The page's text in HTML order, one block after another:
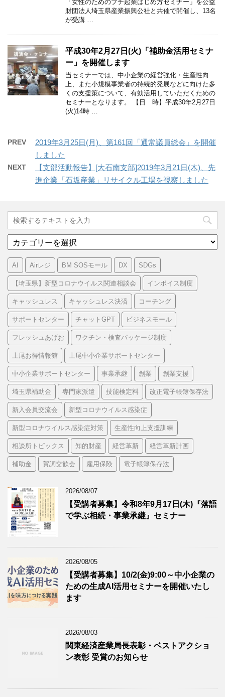
「女性のためのプチ起業はじめ方セミナー」を公益
財団法人埼玉県産業振興公社と共催で開催し、13名
が受講 …
平成30年2月27日(火)「補助金活用セミナ
ー」を開催します
当セミナーでは、中小企業の経営強化・生産性向
上、また小規模事業者の持続的発展などに向けた多
くの支援策について、有効活用していただくための
セミナーとなります。 【日 時】平成30年2月27日
(火)14時 …
PREV
2019年3月25日(月)、第161回「通常議員総会」を開催
しました
NEXT
【支部活動報告】[大石南支部]2019年3月21日(木)、先
進企業「石坂産業」リサイクル工場を視察しました
テ
ゴ
リ
AI Airレジ BM SOSモール DX SDGs
【埼玉県】新型コロナウイルス関連相談会 インボイス制度
キャッシュレス キャッシュレス決済 コーチング
サポートセンター チャットGPT ビジネスモール
フレッシュあげお ワクチン・検査パッケージ制度
上尾お得情報館 上尾中小企業サポートセンター
中小企業サポートセンター 事業承継 創業 創業支援
埼玉県補助金 専門家派遣 技能検定料 改正電子帳簿保存法
新入会員交流会 新型コロナウイルス感染症
新型コロナウイルス感染症対策 生産性向上支援訓練
相談所トピックス 知的財産 経営革新 経営革新計画
補助金 賀詞交歓会 雇用保険 電子帳簿保存法
2026/08/07
【受講者募集】令和8年9月17日(木)『落語
で学ぶ相続・事業承継』セミナー
2026/08/05
【受講者募集】10/2(金)9:00～中小企業の
ための生成AI活用セミナーを開催いたし
ます
2026/08/03
関東経済産業局長表彰・ベストアクショ
ン表彰 受賞のお知らせ